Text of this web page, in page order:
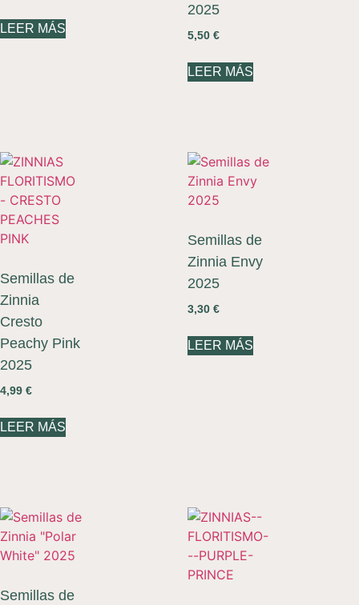
LEER MÁS
2025
5,50 €
LEER MÁS
Semillas de
Zinnia
Cresto
Peachy Pink
2025
4,99 €
LEER MÁS
Semillas de
Zinnia Envy
2025
3,30 €
LEER MÁS
Semillas de